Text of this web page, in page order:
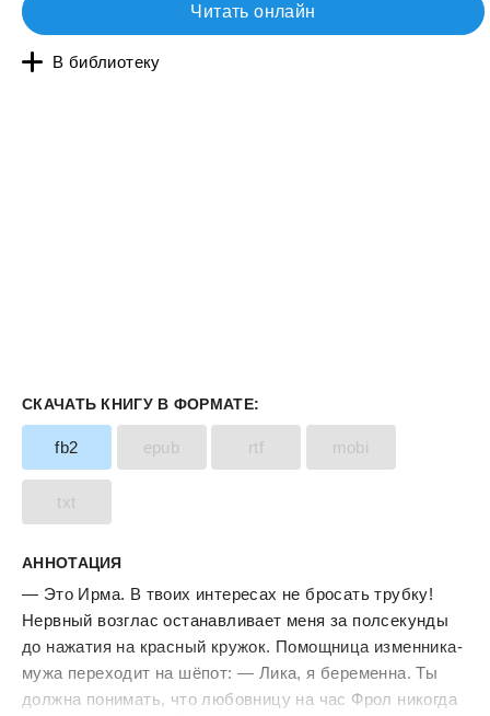
Читать онлайн
В библиотеку
СКАЧАТЬ КНИГУ В ФОРМАТЕ:
fb2 epub rtf mobi
txt
АННОТАЦИЯ
— Это Ирма. В твоих интересах не бросать трубку!
Нервный возглас останавливает меня за полсекунды
до нажатия на красный кружок. Помощница изменника-
мужа переходит на шёпот: — Лика, я беременна. Ты
должна понимать, что любовницу на час Фрол никогда